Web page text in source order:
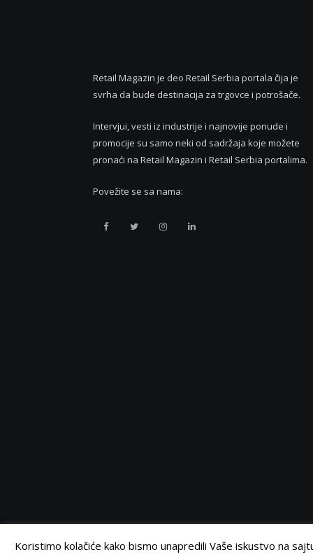
Retail Magazin je deo Retail Serbia portala čija je
svrha da bude destinacija za trgovce i potrošače.
Intervjui, vesti iz industrije i najnovije ponude i
promocije su samo neki od sadržaja koje možete
pronaći na Retail Magazin i Retail Serbia portalima.
Povežite se sa nama:
Retail Retail Retail Retail
Koristimo kolačiće kako bismo unapredili Vaše iskustvo na